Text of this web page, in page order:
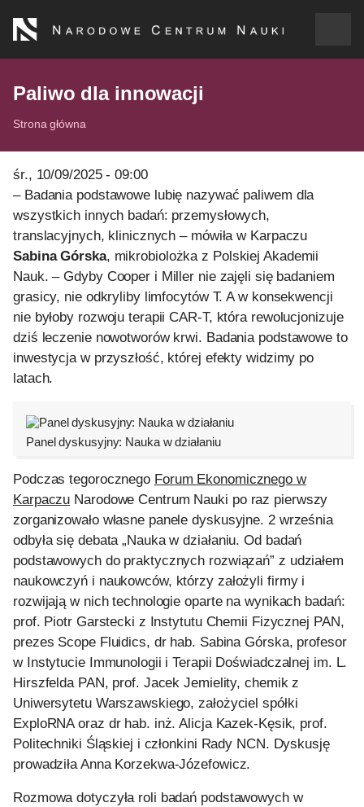
dla wnioskodawców
dla realizujących projekty
dla ekspertów
efekty NCN
współpraca międzynarodowa
nagroda NCN
Paliwo dla innowacji
Ścieżka
Strona główna
śr., 10/09/2025 - 09:00
Kod
CSS
i
JS
– Badania podstawowe lubię nazywać paliwem dla
wszystkich innych badań: przemysłowych,
translacyjnych, klinicznych – mówiła w Karpaczu
Sabina Górska, mikrobiolożka z Polskiej Akademii
Nauk. – Gdyby Cooper i Miller nie zajęli się badaniem
grasicy, nie odkryliby limfocytów T. A w konsekwencji
nie byłoby rozwoju terapii CAR-T, która rewolucjonizuje
dziś leczenie nowotworów krwi. Badania podstawowe to
inwestycja w przyszłość, której efekty widzimy po
latach.
Panel dyskusyjny: Nauka w działaniu
Podczas tegorocznego Forum Ekonomicznego w
Karpaczu Narodowe Centrum Nauki po raz pierwszy
zorganizowało własne panele dyskusyjne. 2 września
odbyła się debata „Nauka w działaniu. Od badań
podstawowych do praktycznych rozwiązań” z udziałem
naukowczyń i naukowców, którzy założyli firmy i
rozwijają w nich technologie oparte na wynikach badań:
prof. Piotr Garstecki z Instytutu Chemii Fizycznej PAN,
prezes Scope Fluidics, dr hab. Sabina Górska, profesor
w Instytucie Immunologii i Terapii Doświadczalnej im. L.
Hirszfelda PAN, prof. Jacek Jemielity, chemik z
Uniwersytetu Warszawskiego, założyciel spółki
ExploRNA oraz dr hab. inż. Alicja Kazek-Kęsik, prof.
Politechniki Śląskiej i członkini Rady NCN. Dyskusję
prowadziła Anna Korzekwa-Józefowicz.
Rozmowa dotyczyła roli badań podstawowych w